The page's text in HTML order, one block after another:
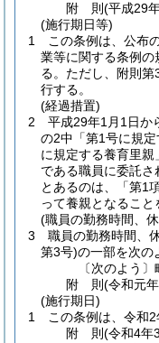
附 則(平成29
(施行期日等)
1
この条例は、公布
業等に関する条例
る。 ただし、附則
行する。
(経過措置)
2
平成29年1月1日か
の2中「第1号に規
に規定する養育里
である職員に委託さ
とあるのは、「第1
って養親となること
(職員の勤務時間、
3
職員の勤務時間、
第3号)の一部を次の
〔次のよう〕
附 則(令和元
(施行期日)
1
この条例は、令和2
附 則(令和4年